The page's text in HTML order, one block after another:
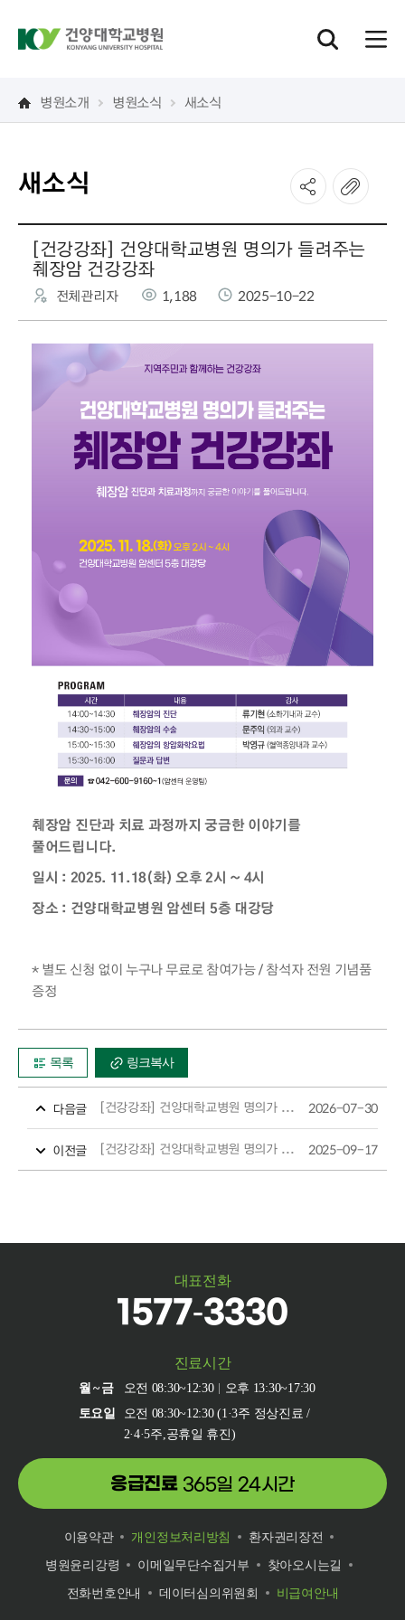
병원소개 병원소식 새소식
새소식
[건강강좌] 건양대학교병원 명의가 들려주는
췌장암 건강강좌
전체관리자 1,188 2025-10-22
췌장암 진단과 치료 과정까지 궁금한 이야기를
풀어드립니다.
일시 : 2025. 11.18(화) 오후 2시 ~ 4시
장소 : 건양대학교병원 암센터 5층 대강당
* 별도 신청 없이 누구나 무료로 참여가능 / 참석자 전원 기념품
증정
목록 링크복사
다음글 [건강강좌] 건양대학교병원 명의가 들려주는 폐암 건강강좌 2026-07-30
이전글 [건강강좌] 건양대학교병원 명의가 들려주는 갑상선암 건강강좌 2025-09-17
대표전화
1577-3330
진료시간
월~금 오전 08:30~12:30
오후 13:30~17:30
토요일
오전 08:30~12:30 (1·3주 정상진료 /
2·4·5주,공휴일 휴진)
응급진료 365일 24시간
이용약관 개인정보처리방침 환자권리장전
병원윤리강령 이메일무단수집거부 찾아오시는길
전화번호안내 데이터심의위원회 비급여안내